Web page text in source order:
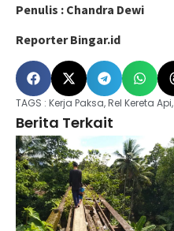
Penulis : Chandra Dewi
Reporter Bingar.id
TAGS : Kerja Paksa,Rel Kereta Api,
Berita Terkait